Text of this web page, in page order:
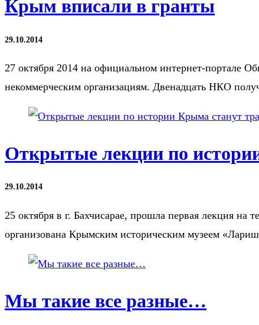
Крым вписали в гранты
29.10.2014
27 октября 2014 на официальном интернет-портале
некоммерческим организациям. Двенадцать НКО
Открытые лекции по
29.10.2014
25 октября в г. Бахчисарае, прошла первая лекция на
организована Крымским историческим музеем
Мы такие все разные…